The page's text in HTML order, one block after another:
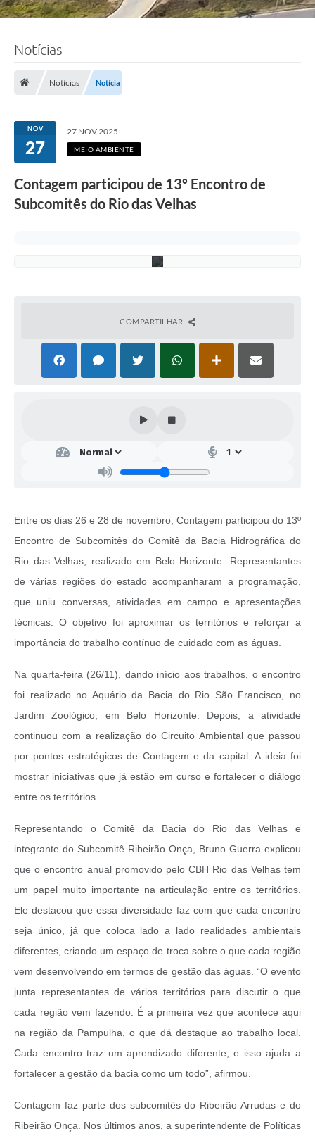
Notícias
Notícias Notícia
NOV
27
27 NOV 2025
MEIO AMBIENTE
Contagem participou de 13º Encontro de
Subcomitês do Rio das Velhas
:
J
a
a
COMPARTILHAR
Entre os dias 26 e 28 de novembro, Contagem participou do 13º
Encontro de Subcomitês do Comitê da Bacia Hidrográfica do
Rio das Velhas, realizado em Belo Horizonte. Representantes
de várias regiões do estado acompanharam a programação,
que uniu conversas, atividades em campo e apresentações
técnicas. O objetivo foi aproximar os territórios e reforçar a
importância do trabalho contínuo de cuidado com as águas.
Na quarta-feira (26/11), dando início aos trabalhos, o encontro
foi realizado no Aquário da Bacia do Rio São Francisco, no
Jardim Zoológico, em Belo Horizonte. Depois, a atividade
continuou com a realização do Circuito Ambiental que passou
por pontos estratégicos de Contagem e da capital. A ideia foi
mostrar iniciativas que já estão em curso e fortalecer o diálogo
entre os territórios.
Representando o Comitê da Bacia do Rio das Velhas e
integrante do Subcomitê Ribeirão Onça, Bruno Guerra explicou
que o encontro anual promovido pelo CBH Rio das Velhas tem
um papel muito importante na articulação entre os territórios.
Ele destacou que essa diversidade faz com que cada encontro
seja único, já que coloca lado a lado realidades ambientais
diferentes, criando um espaço de troca sobre o que cada região
vem desenvolvendo em termos de gestão das águas. “O evento
junta representantes de vários territórios para discutir o que
cada região vem fazendo. É a primeira vez que acontece aqui
na região da Pampulha, o que dá destaque ao trabalho local.
Cada encontro traz um aprendizado diferente, e isso ajuda a
fortalecer a gestão da bacia como um todo”, afirmou.
Contagem faz parte dos subcomitês do Ribeirão Arrudas e do
Ribeirão Onça. Nos últimos anos, a superintendente de Políticas